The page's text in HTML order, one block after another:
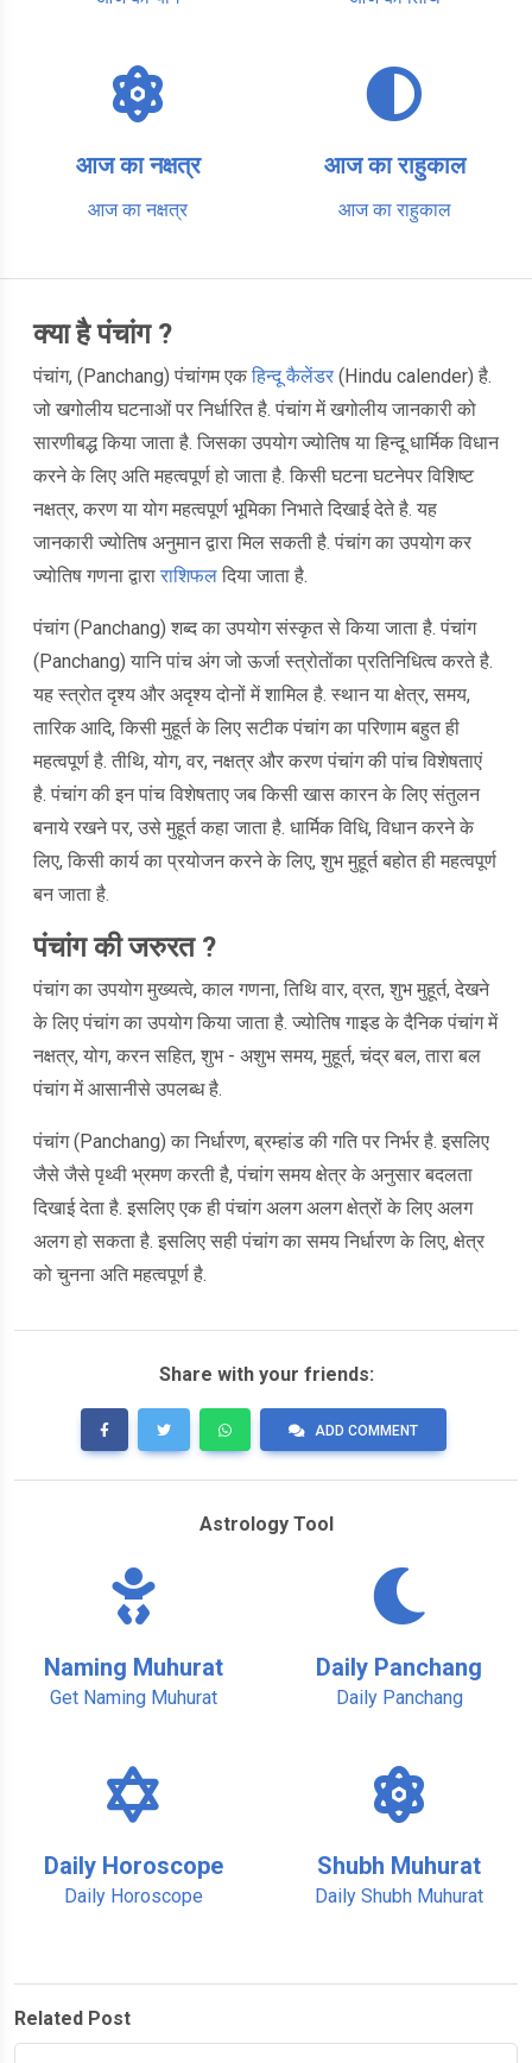
आज का नक्षत्र
आज का नक्षत्र
आज का राहुकाल
आज का राहुकाल
क्या है पंचांग ?
पंचांग, (Panchang) पंचांगम एकहिन्दू कैलेंडर (Hindu calender) है.
जो खगोलीय घटनाओं पर निर्धारित है. पंचांग में खगोलीय जानकारी को
सारणीबद्ध किया जाता है. जिसका उपयोग ज्योतिष या हिन्दू धार्मिक विधान
करने के लिए अति महत्वपूर्ण हो जाता है. किसी घटना घटनेपर विशिष्ट
नक्षत्र, करण या योग महत्वपूर्ण भूमिका निभाते दिखाई देते है. यह
जानकारी ज्योतिष अनुमान द्वारा मिल सकती है. पंचांग का उपयोग कर
ज्योतिष गणना द्वाराराशिफल दिया जाता है.
पंचांग (Panchang) शब्द का उपयोग संस्कृत से किया जाता है. पंचांग
(Panchang) यानि पांच अंग जो ऊर्जा स्त्रोतोंका प्रतिनिधित्व करते है.
यह स्त्रोत दृश्य और अदृश्य दोनों में शामिल है. स्थान या क्षेत्र, समय,
तारिक आदि, किसी मुहूर्त के लिए सटीक पंचांग का परिणाम बहुत ही
महत्वपूर्ण है. तीथि, योग, वर, नक्षत्र और करण पंचांग की पांच विशेषताएं
है. पंचांग की इन पांच विशेषताए जब किसी खास कारन के लिए संतुलन
बनाये रखने पर, उसे मुहूर्त कहा जाता है. धार्मिक विधि, विधान करने के
लिए, किसी कार्य का प्रयोजन करने के लिए, शुभ मुहूर्त बहोत ही महत्वपूर्ण
बन जाता है.
पंचांग की जरुरत ?
पंचांग का उपयोग मुख्यत्वे, काल गणना, तिथि वार, व्रत, शुभ मुहूर्त, देखने
के लिए पंचांग का उपयोग किया जाता है. ज्योतिष गाइड के दैनिक पंचांग में
नक्षत्र, योग, करन सहित, शुभ - अशुभ समय, मुहूर्त, चंद्र बल, तारा बल
पंचांग में आसानीसे उपलब्ध है.
पंचांग (Panchang) का निर्धारण, ब्रम्हांड की गति पर निर्भर है. इसलिए
जैसे जैसे पृथ्वी भ्रमण करती है, पंचांग समय क्षेत्र के अनुसार बदलता
दिखाई देता है. इसलिए एक ही पंचांग अलग अलग क्षेत्रों के लिए अलग
अलग हो सकता है. इसलिए सही पंचांग का समय निर्धारण के लिए, क्षेत्र
को चुनना अति महत्वपूर्ण है.
Share with your friends:
ADD COMMENT
Astrology Tool
Naming Muhurat
Get Naming Muhurat
Daily Panchang
Daily Panchang
Daily Horoscope
Daily Horoscope
Shubh Muhurat
Daily Shubh Muhurat
Related Post